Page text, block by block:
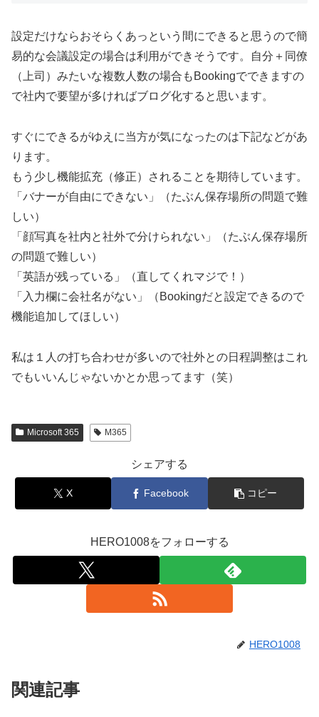
設定だけならおそらくあっという間にできると思うので簡
易的な会議設定の場合は利用ができそうです。自分＋同僚
（上司）みたいな複数人数の場合もBookingでできますの
で社内で要望が多ければブログ化すると思います。
すぐにできるがゆえに当方が気になったのは下記などがあ
ります。
もう少し機能拡充（修正）されることを期待しています。
「バナーが自由にできない」（たぶん保存場所の問題で難
しい）
「顔写真を社内と社外で分けられない」（たぶん保存場所
の問題で難しい）
「英語が残っている」（直してくれマジで！）
「入力欄に会社名がない」（Bookingだと設定できるので
機能追加してほしい）
私は１人の打ち合わせが多いので社外との日程調整はこれ
でもいいんじゃないかとか思ってます（笑）
Microsoft 365 M365
シェアする
X Facebook コピー
HERO1008をフォローする
HERO1008
関連記事